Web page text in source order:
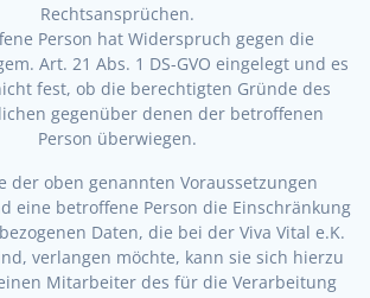
Rechtsansprüchen.
Person hat Widerspruch gegen die
Art. 21 Abs. 1 DS-GVO eingelegt und es
fest, ob die berechtigten Gründe des
gegenüber denen der betroffenen
Person überwiegen.
der oben genannten Voraussetzungen
eine betroffene Person die Einschränkung
Daten, die bei der Viva Vital e.K.
verlangen möchte, kann sie sich hierzu
Mitarbeiter des für die Verarbeitung